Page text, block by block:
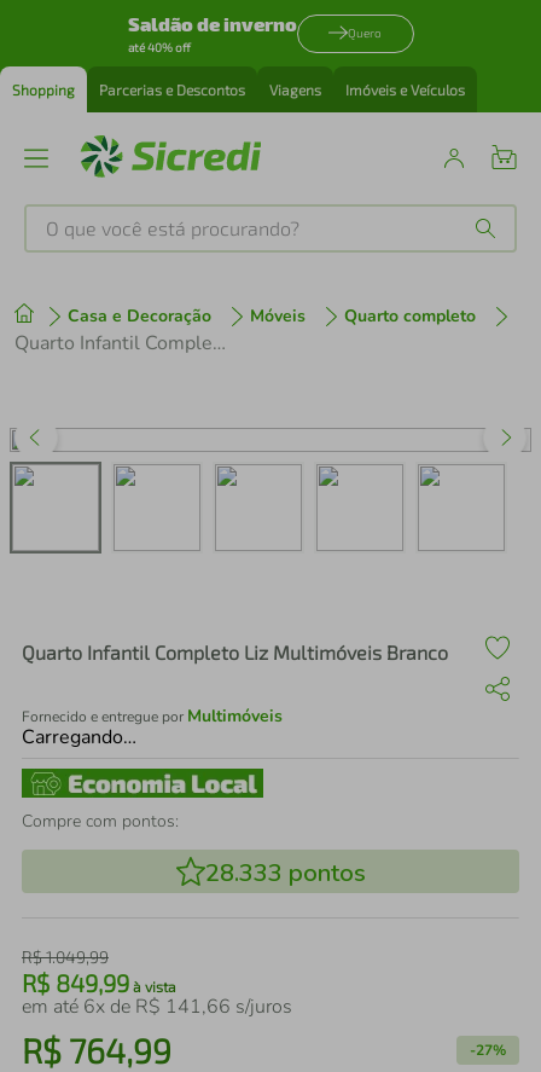
Saldão de inverno
até 40% off
Quero
Shopping Parcerias e Descontos Viagens Imóveis e Veículos
O que você está procurando?
Casa e Decoração Móveis Quarto completo
Quarto Infantil Completo Liz Multimóveis Branco
Quarto Infantil Completo Liz Multimóveis Branco
Fornecido e entregue por Multimóveis
Carregando…
Compre com pontos:
28.333 pontos
R$1.049,99
R$ 849,99 à vista
em até 6x de R$ 141,66 s/juros
R$ 764,99 -27%
1º tenis
perfume